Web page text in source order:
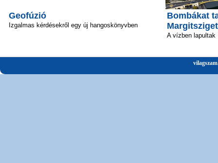
Geofúzió
Izgalmas kérdésekről egy új hangoskönyvben
Bombákat
A vízben lapultak